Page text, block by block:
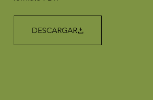
DESCARGAR